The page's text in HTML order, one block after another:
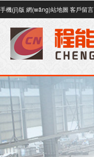
手機(jī)版 網(wǎng)站地圖 客戶留言